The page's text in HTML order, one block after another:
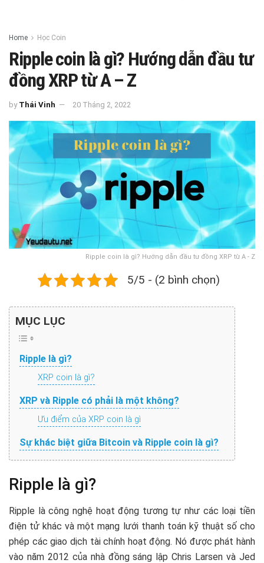
Home Học Coin
Ripple coin là gì? Hướng dẫn đầu tư
đồng XRP từ A – Z
by Thái Vinh 20 Tháng 2, 2022
Ripple coin là gì? Hướng dẫn đầu tư đồng XRP từ A - Z
5/5 - (2 bình chọn)
MỤC LỤC
Ripple là gì?
XRP coin là gì?
XRP và Ripple có phải là một không?
Ưu điểm của XRP coin là gì
Sự khác biệt giữa Bitcoin và Ripple coin là gì?
Ripple là gì?
Ripple là công nghệ hoạt động tương tự như các loại tiền
điện tử khác và một mạng lưới thanh toán kỹ thuật số cho
phép các giao dịch tài chính hoạt động. Nó được phát hành
vào năm 2012 của nhà đồng sáng lập Chris Larsen và Jed